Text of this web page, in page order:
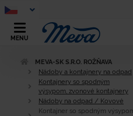
MENU
MEVA-SK S.R.O. ROŽŇAVA
Nádoby a kontajnery na odpad
Kontajnery so spodným
výsypom, zvonové kontajnery
Nádoby na odpad / Kovové
Kontajner so spodným